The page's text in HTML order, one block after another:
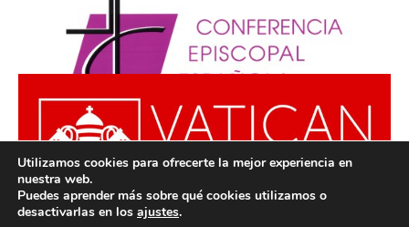
Utilizamos cookies para ofrecerte la mejor experiencia en
nuestra web.
Puedes aprender más sobre qué cookies utilizamos o
desactivarlas en los ajustes.